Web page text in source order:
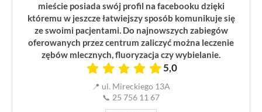
mieście posiada swój profil na facebooku dzięki
któremu w jeszcze łatwiejszy sposób komunikuje się
ze swoimi pacjentami. Do najnowszych zabiegów
oferowanych przez centrum zaliczyć można leczenie
zębów mlecznych, fluoryzacja czy wybielanie.
5,0
📍 ul. Mireckiego 13A
📞 25 756 11 67